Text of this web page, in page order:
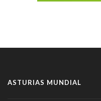
ASTURIAS MUNDIAL